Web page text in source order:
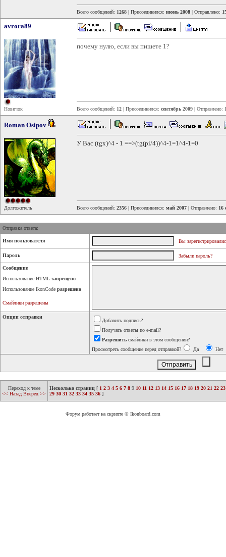
Всего сообщений: 1268 | Присоединился: июнь 2008 | Отправлено:
avrora89
Новичок
почему нулю, если вы пишете 1?
Всего сообщений: 12 | Присоединился: сентябрь 2009 | Отправлено:
Roman Osipov
Долгожитель
У Вас (tgx)^4 - 1 ==>(tg(pi/4))^4-1=1^4-1=0
Всего сообщений: 2356 | Присоединился: май 2007 | Отправлено: 16
Отправка ответа:
Имя пользователя Вы
Пароль Забыли пароль?
Сообщение
Использование HTML запрещено
Использование IkonCode разрешено
Смайлики разрешены
Опции отправки
Добавить подпись?
Получать ответы по e-mail?
Разрешить смайлики в этом сообщении?
Просмотреть сообщение перед отправкой?
Да Нет
Переход к теме
<< Назад Вперед >>
Несколько страниц [ 1 2 3 4 5 6 7 8 9 10 11 12 13 14 15 16 17 18 19 20 21 22 23
29 30 31 32 33 34 35 36 ]
Форум работает на скрипте © Ikonboard.com